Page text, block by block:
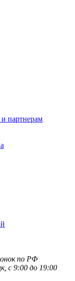
партнерам
по РФ
с 9:00 до 19:00